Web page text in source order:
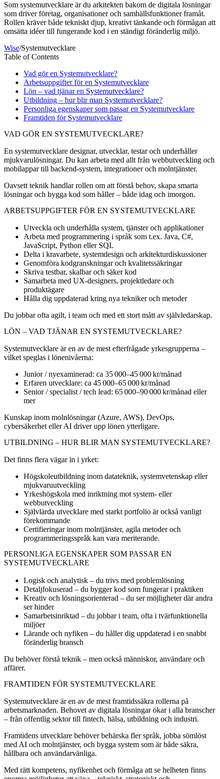
Som systemutvecklare är du arkitekten bakom de digitala lösningar
som driver företag, organisationer och samhällsfunktioner framåt.
Rollen kräver både tekniskt djup, kreativt tänkande och förmågan att
omsätta idéer till fungerande kod i en ständigt föränderlig miljö.
Wise/Systemutvecklare
Table of Contents
Vad gör en Systemutvecklare?
Arbetsuppgifter för en Systemutvecklare
Lön – vad tjänar en Systemutvecklare?
Utbildning – hur blir man Systemutvecklare?
Personliga egenskaper som passar en Systemutvecklare
Framtiden för Systemutvecklare
VAD GÖR EN SYSTEMUTVECKLARE?
En systemutvecklare designar, utvecklar, testar och underhåller
mjukvarulösningar. Du kan arbeta med allt från webbutveckling och
mobilappar till backend-system, integrationer och molntjänster.
Oavsett teknik handlar rollen om att förstå behov, skapa smarta
lösningar och bygga kod som håller – både idag och imorgon.
ARBETSUPPGIFTER FÖR EN SYSTEMUTVECKLARE
Utveckla och underhålla system, tjänster och applikationer
Arbeta med programmering i språk som t.ex. Java, C#,
JavaScript, Python eller SQL
Delta i kravarbete, systemdesign och arkitekturdiskussioner
Genomföra kodgranskningar och kvalitetssäkringar
Skriva testbar, skalbar och säker kod
Samarbeta med UX-designers, projektledare och
produktägare
Hålla dig uppdaterad kring nya tekniker och metoder
Du jobbar ofta agilt, i team och med ett stort mått av självledarskap.
LÖN – VAD TJÄNAR EN SYSTEMUTVECKLARE?
Systemutvecklare är en av de mest efterfrågade yrkesgrupperna –
vilket speglas i lönenivåerna:
Junior / nyexaminerad: ca 35 000–45 000 kr/månad
Erfaren utvecklare: ca 45 000–65 000 kr/månad
Senior / specialist / tech lead: 65 000–90 000 kr/månad eller
mer
Kunskap inom molnlösningar (Azure, AWS), DevOps,
cybersäkerhet eller AI driver upp lönen ytterligare.
UTBILDNING – HUR BLIR MAN SYSTEMUTVECKLARE?
Det finns flera vägar in i yrket:
Högskoleutbildning inom datateknik, systemvetenskap eller
mjukvaruutveckling
Yrkeshögskola med inriktning mot system- eller
webbutveckling
Självlärda utvecklare med starkt portfolio är också vanligt
förekommande
Certifieringar inom molntjänster, agila metoder och
programmeringsspråk kan vara meriterande.
PERSONLIGA EGENSKAPER SOM PASSAR EN
SYSTEMUTVECKLARE
Logisk och analytisk – du trivs med problemlösning
Detaljfokuserad – du bygger kod som fungerar i praktiken
Kreativ och lösningsorienterad – du ser möjligheter där andra
ser hinder
Samarbetsinriktad – du jobbar i team, ofta i tvärfunktionella
miljöer
Lärande och nyfiken – du håller dig uppdaterad i en snabbt
föränderlig bransch
Du behöver förstå teknik – men också människor, användare och
affärer.
FRAMTIDEN FÖR SYSTEMUTVECKLARE
Systemutvecklare är en av de mest framtidssäkra rollerna på
arbetsmarknaden. Behovet av digitala lösningar ökar i alla branscher
– från offentlig sektor till fintech, hälsa, utbildning och industri.
Framtidens utvecklare behöver behärska fler språk, jobba sömlöst
med AI och molntjänster, och bygga system som är både säkra,
hållbara och användarvänliga.
Med rätt kompetens, nyfikenhet och förmåga att se helheten finns